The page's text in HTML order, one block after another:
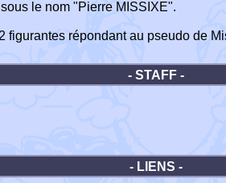
le nom "Pierre MISSIXE".
répondant au pseudo de
- STAFF -
- LIENS -